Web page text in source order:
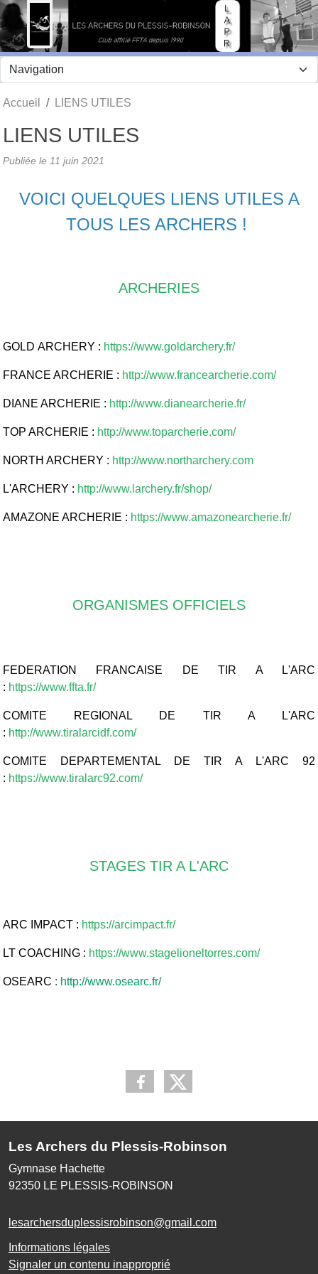
Accueil LIENS UTILES
LIENS UTILES
Publiée le 11 juin 2021
VOICI QUELQUES LIENS UTILES A
TOUS LES ARCHERS !
ARCHERIES
GOLD ARCHERY : https://www.goldarchery.fr/
FRANCE ARCHERIE : http://www.francearcherie.com/
DIANE ARCHERIE : http://www.dianearcherie.fr/
TOP ARCHERIE : http://www.toparcherie.com/
NORTH ARCHERY : http://www.northarchery.com
L'ARCHERY : http://www.larchery.fr/shop/
AMAZONE ARCHERIE : https://www.amazonearcherie.fr/
ORGANISMES OFFICIELS
FEDERATION FRANCAISE DE TIR A L'ARC
: https://www.ffta.fr/
COMITE REGIONAL DE TIR A L'ARC
: http://www.tiralarcidf.com/
COMITE DEPARTEMENTAL DE TIR A L'ARC 92
: https://www.tiralarc92.com/
STAGES TIR A L'ARC
ARC IMPACT : https://arcimpact.fr/
LT COACHING : https://www.stagelioneltorres.com/
OSEARC : http://www.osearc.fr/
Les Archers du Plessis-Robinson
Gymnase Hachette
92350 LE PLESSIS-ROBINSON
lesarchersduplessisrobinson@gmail.com
Informations légales
Signaler un contenu inapproprié
Panneau de gestion des cookies